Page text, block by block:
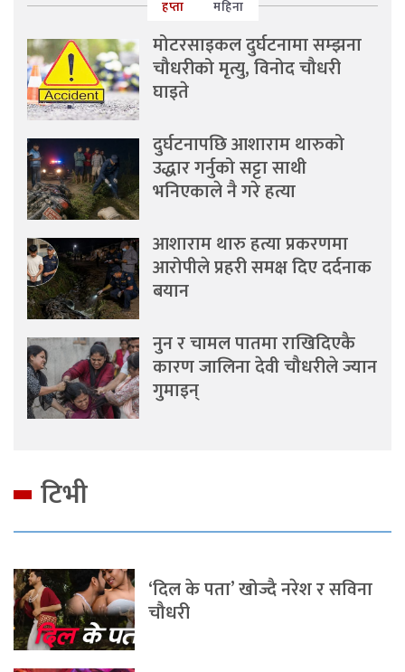
हप्ता महिना
मोटरसाइकल दुर्घटनामा सम्झना
चौधरीको मृत्यु, विनोद चौधरी
घाइते
दुर्घटनापछि आशाराम थारुको
उद्धार गर्नुको सट्टा साथी
भनिएकाले नै गरे हत्या
आशाराम थारु हत्या प्रकरणमा
आरोपीले प्रहरी समक्ष दिए दर्दनाक
बयान
नुन र चामल पातमा राखिदिएकै
कारण जालिना देवी चौधरीले ज्यान
गुमाइन्
टिभी
‘दिल के पता’ खोज्दै नरेश र सविना
चौधरी